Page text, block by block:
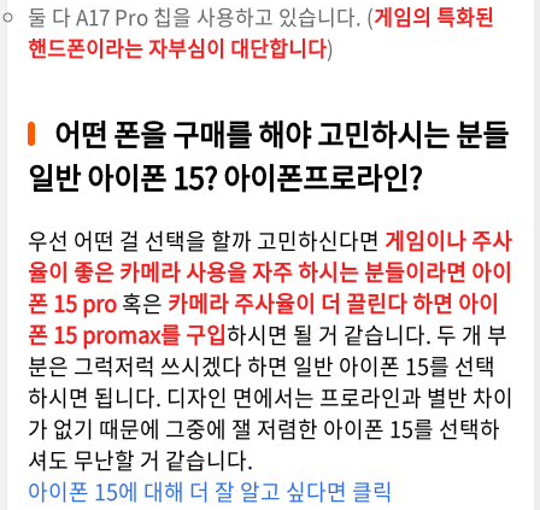
둘 다 A17 Pro 칩을 사용하고 있습니다. (게임의 특화된
핸드폰이라는 자부심이 대단합니다)
어떤 폰을 구매를 해야 고민하시는 분들
일반 아이폰 15? 아이폰프로라인?
우선 어떤 걸 선택을 할까 고민하신다면 게임이나 주사
율이 좋은 카메라 사용을 자주 하시는 분들이라면 아이
폰 15 pro혹은 카메라 주사율이 더 끌린다 하면 아이
폰 15 promax를 구입하시면 될 거 같습니다. 두 개 부
분은 그럭저럭 쓰시겠다 하면 일반 아이폰 15를 선택
하시면 됩니다. 디자인 면에서는 프로라인과 별반 차이
가 없기 때문에 그중에 잴 저렴한 아이폰 15를 선택하
셔도 무난할 거 같습니다.
아이폰 15에 대해 더 잘 알고 싶다면 클릭